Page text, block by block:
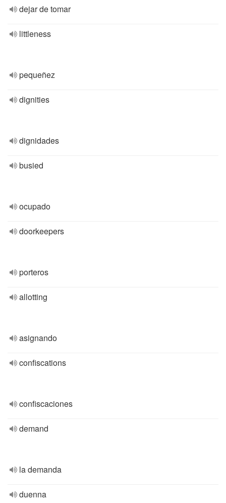
dejar de tomar
littleness
pequeñez
dignities
dignidades
busied
ocupado
doorkeepers
porteros
allotting
asignando
confiscations
confiscaciones
demand
la demanda
duenna